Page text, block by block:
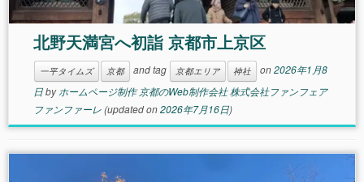
北野天満宮へ初詣 京都市上京区
一平タイムズ 京都 and tag 京都エリア 神社 on2026年1月8
日byホームページ制作 京都のWeb制作会社 株式会社ファンフェア
ファンファーレ(updated on2026年7月16日)